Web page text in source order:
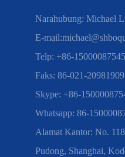
Narahubung: Michael
E-mail:
Telp: +86-15000087545
Faks: 86-021-20981909
Skype: +86-
Whatsapp: 86-
Alamat Kantor: No.
Pudong, Shanghai,